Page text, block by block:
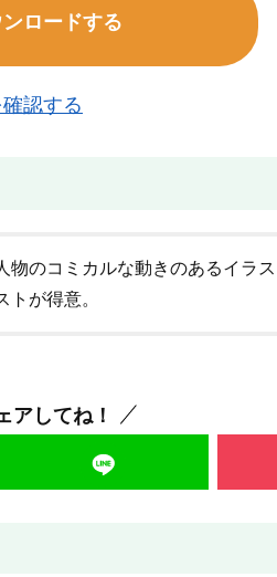
ロードする
認する
物のコミカルな動きのあるイラ
が得意。
アしてね！